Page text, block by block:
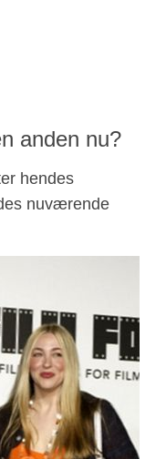
anden nu?
hendes
nuværende